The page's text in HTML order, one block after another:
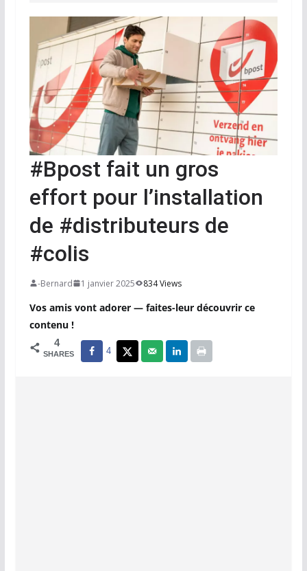
#Bpost fait un gros
effort pour l’installation
de #distributeurs de
#colis
-Bernard 1 janvier 2025 834 Views
Vos amis vont adorer — faites-leur découvrir ce
contenu !
4
SHARES 4